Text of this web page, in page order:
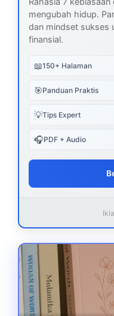
mengubah hidup.
dan mindset sukses
finansial.
📖150+ Halaman
🎯Panduan Praktis
💡Tips Expert
🎧PDF + Audio